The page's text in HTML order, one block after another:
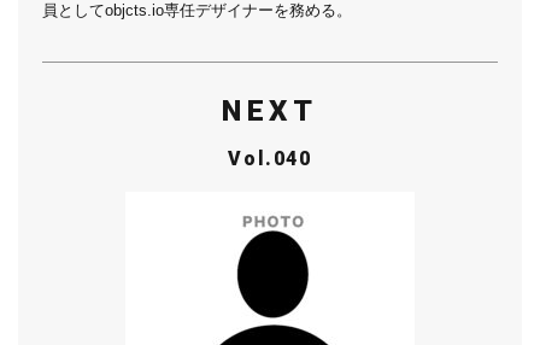
員としてobjcts.io専任デザイナーを務める。
NEXT
Vol.040